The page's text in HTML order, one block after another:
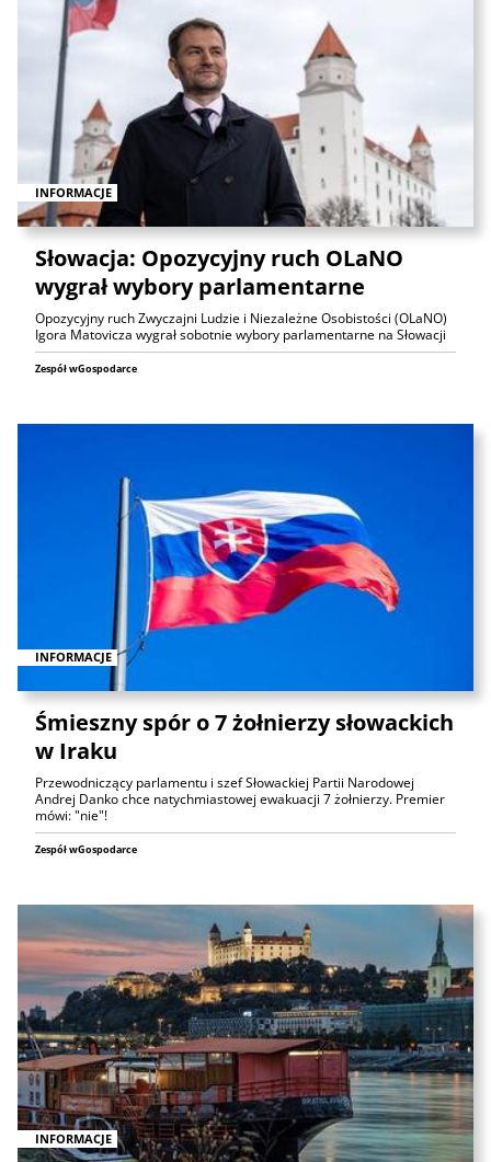
INFORMACJE
Słowacja: Opozycyjny ruch OLaNO
wygrał wybory parlamentarne
Opozycyjny ruch Zwyczajni Ludzie i Niezależne Osobistości (OLaNO)
Igora Matovicza wygrał sobotnie wybory parlamentarne na Słowacji
Zespół wGospodarce
INFORMACJE
Śmieszny spór o 7 żołnierzy słowackich
w Iraku
Przewodniczący parlamentu i szef Słowackiej Partii Narodowej
Andrej Danko chce natychmiastowej ewakuacji 7 żołnierzy. Premier
mówi: "nie"!
Zespół wGospodarce
INFORMACJE